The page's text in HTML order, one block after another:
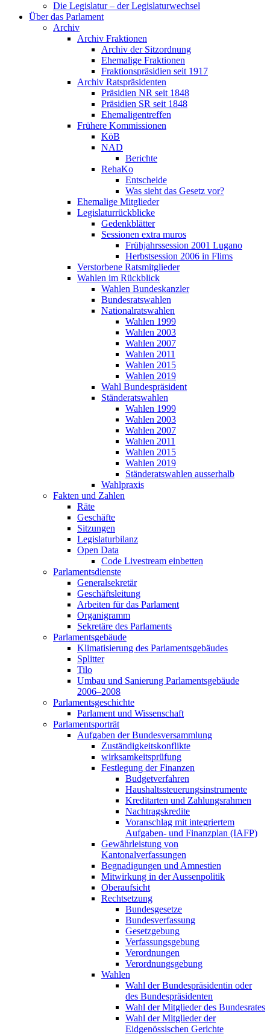
Die Legislatur – der Legislaturwechsel
Über das Parlament
Archiv
Archiv Fraktionen
Archiv der Sitzordnung
Ehemalige Fraktionen
Fraktionspräsidien seit 1917
Archiv Ratspräsidenten
Präsidien NR seit 1848
Präsidien SR seit 1848
Ehemaligentreffen
Frühere Kommissionen
KöB
NAD
Berichte
RehaKo
Entscheide
Was sieht das Gesetz vor?
Ehemalige Mitglieder
Legislaturrückblicke
Gedenkblätter
Sessionen extra muros
Frühjahrssession 2001 Lugano
Herbstsession 2006 in Flims
Verstorbene Ratsmitglieder
Wahlen im Rückblick
Wahlen Bundeskanzler
Bundesratswahlen
Nationalratswahlen
Wahlen 1999
Wahlen 2003
Wahlen 2007
Wahlen 2011
Wahlen 2015
Wahlen 2019
Wahl Bundespräsident
Ständeratswahlen
Wahlen 1999
Wahlen 2003
Wahlen 2007
Wahlen 2011
Wahlen 2015
Wahlen 2019
Ständeratswahlen ausserhalb
Wahlpraxis
Fakten und Zahlen
Räte
Geschäfte
Sitzungen
Legislaturbilanz
Open Data
Code Livestream einbetten
Parlamentsdienste
Generalsekretär
Geschäftsleitung
Arbeiten für das Parlament
Organigramm
Sekretäre des Parlaments
Parlamentsgebäude
Klimatisierung des Parlamentsgebäudes
Splitter
Tilo
Umbau und Sanierung Parlamentsgebäude
2006–2008
Parlamentsgeschichte
Parlament und Wissenschaft
Parlamentsporträt
Aufgaben der Bundesversammlung
Zuständigkeitskonflikte
wirksamkeitsprüfung
Festlegung der Finanzen
Budgetverfahren
Haushaltssteuerungsinstrumente
Kreditarten und Zahlungsrahmen
Nachtragskredite
Voranschlag mit integriertem
Aufgaben- und Finanzplan (IAFP)
Gewährleistung von
Kantonalverfassungen
Begnadigungen und Amnestien
Mitwirkung in der Aussenpolitik
Oberaufsicht
Rechtsetzung
Bundesgesetze
Bundesverfassung
Gesetzgebung
Verfassungsgebung
Verordnungen
Verordnungsgebung
Wahlen
Wahl der Bundespräsidentin oder
des Bundespräsidenten
Wahl der Mitglieder des Bundesrates
Wahl der Mitglieder der
Eidgenössischen Gerichte